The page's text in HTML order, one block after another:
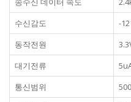
수신감도
-
동작전원
대기전류
통신범위